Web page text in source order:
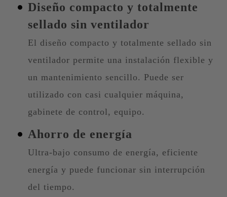
Diseño compacto y totalmente
sellado sin ventilador
El diseño compacto y totalmente sellado sin
ventilador permite una instalación flexible y
un mantenimiento sencillo. Puede ser
utilizado con casi cualquier máquina,
gabinete de control, equipo.
Ahorro de energía
Ultra-bajo consumo de energía, eficiente
energía y puede funcionar sin interrupción
del tiempo.